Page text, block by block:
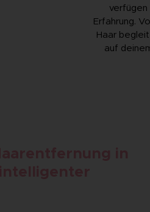
verfügen
Erfahrung.
Haar
auf